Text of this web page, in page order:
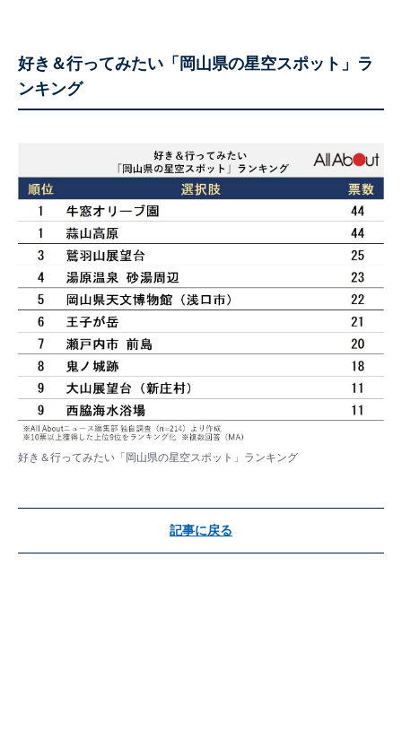
好き＆行ってみたい「岡山県の星空スポット」ラ
ンキング
好き＆行ってみたい「岡山県の星空スポット」ランキング
記事に戻る